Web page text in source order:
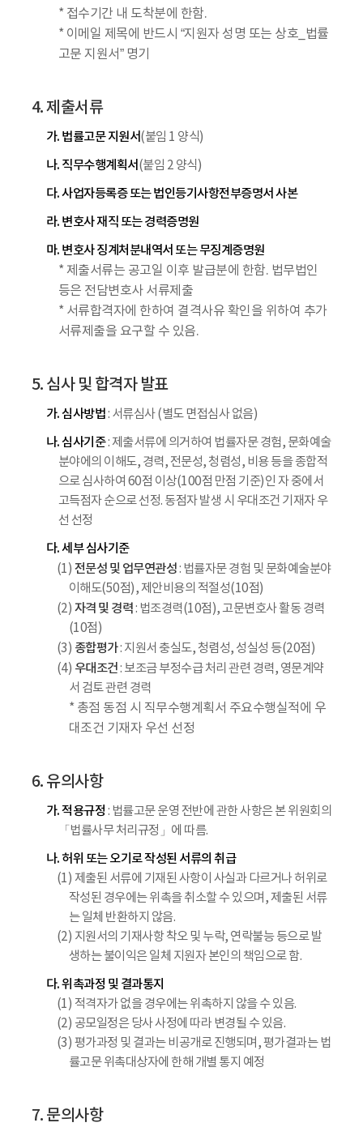
* 접수기간 내 도착분에 한함.
* 이메일 제목에 반드시 “지원자 성명 또는 상호_법률
고문 지원서” 명기
4. 제출서류
가. 법률고문 지원서(붙임 1 양식)
나. 직무수행계획서 (붙임 2 양식)
다. 사업자등록증 또는 법인등기사항전부증명서 사본
라. 변호사 재직 또는 경력증명원
마. 변호사 징계처분내역서 또는 무징계증명원
* 제출서류는 공고일 이후 발급분에 한함. 법무법인
등은 전담변호사 서류제출
* 서류합격자에 한하여 결격사유 확인을 위하여 추가
서류제출을 요구할 수 있음.
5. 심사 및 합격자 발표
가. 심사방법: 서류심사 (별도 면접심사 없음)
나. 심사기준: 제출서류에 의거하여 법률자문 경험, 문화예술
분야에의 이해도, 경력, 전문성, 청렴성, 비용 등을 종합적
으로 심사하여 60점 이상(100점 만점 기준)인 자 중에서
고득점자 순으로 선정. 동점자 발생 시 우대조건 기재자 우
선 선정
다. 세부 심사기준
(1) 전문성 및 업무연관성: 법률자문 경험 및 문화예술분야
이해도(50점), 제안비용의 적절성(10점)
(2) 자격 및 경력: 법조경력(10점), 고문변호사 활동 경력
(10점)
(3) 종합평가: 지원서 충실도, 청렴성, 성실성 등(20점)
(4) 우대조건: 보조금 부정수급 처리 관련 경력, 영문계약
서 검토 관련 경력
* 총점 동점 시 직무수행계획서 주요수행실적에 우
대조건 기재자 우선 선정
6. 유의사항
가. 적용규정 : 법률고문 운영 전반에 관한 사항은 본 위원회의
「법률사무 처리규정」에 따름.
나. 허위 또는 오기로 작성된 서류의 취급
(1) 제출된 서류에 기재된 사항이 사실과 다르거나 허위로
작성된 경우에는 위촉을 취소할 수 있으며, 제출된 서류
는 일체 반환하지 않음.
(2) 지원서의 기재사항 착오 및 누락, 연락불능 등으로 발
생하는 불이익은 일체 지원자 본인의 책임으로 함.
다. 위촉과정 및 결과통지
(1) 적격자가 없을 경우에는 위촉하지 않을 수 있음.
(2) 공모일정은 당사 사정에 따라 변경될 수 있음.
(3) 평가과정 및 결과는 비공개로 진행되며, 평가결과는 법
률고문 위촉대상자에 한해 개별 통지 예정
7. 문의사항